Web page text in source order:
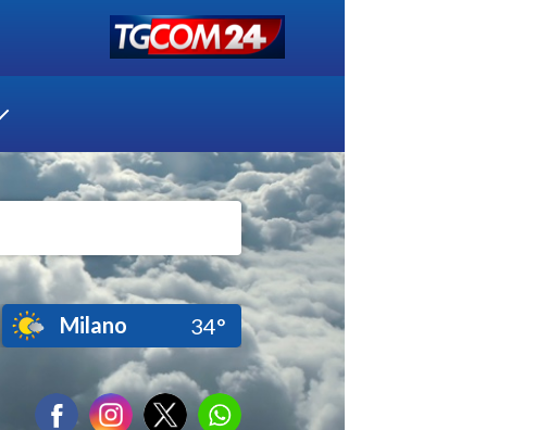
Milano 34°